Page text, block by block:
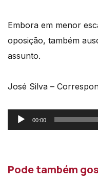
Embora em menor
oposição, também
assunto.
José Silva –
Reprodutor
de
00:00
Pode também